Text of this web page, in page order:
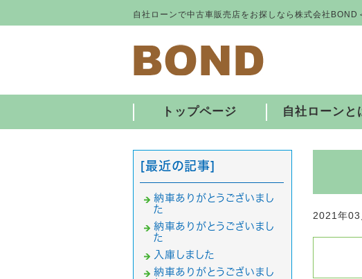
自社ローンで中古車販売店をお探しなら株式会社BOND
トップページ 自社ローンと
2021年
[最近の記事]
納車ありがとうございまし
た
納車ありがとうございまし
た
入庫しました
納車ありがとうございまし